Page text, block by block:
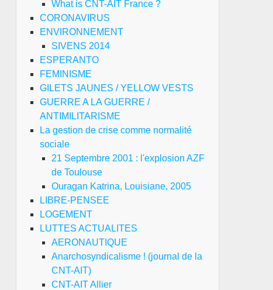
What is CNT-AIT France ?
CORONAVIRUS
ENVIRONNEMENT
SIVENS 2014
ESPERANTO
FEMINISME
GILETS JAUNES / YELLOW VESTS
GUERRE A LA GUERRE /
ANTIMILITARISME
La gestion de crise comme normalité
sociale
21 Septembre 2001 : l'explosion AZF
de Toulouse
Ouragan Katrina, Louisiane, 2005
LIBRE-PENSEE
LOGEMENT
LUTTES ACTUALITES
AERONAUTIQUE
Anarchosyndicalisme ! (journal de la
CNT-AIT)
CNT-AIT Allier